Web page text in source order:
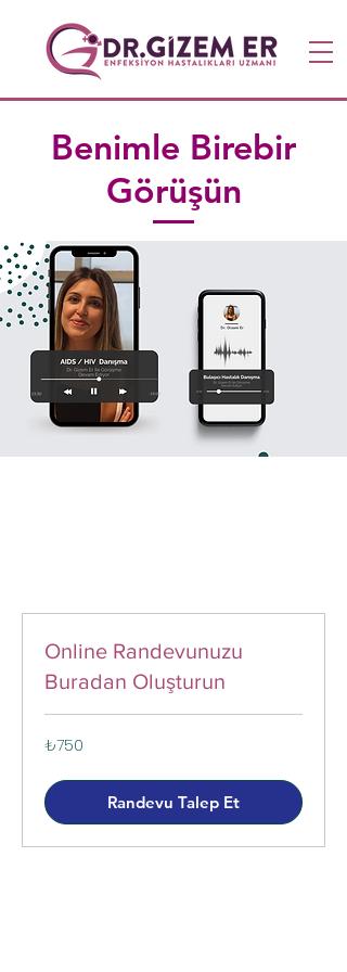
Benimle Birebir
Görüşün
Online Randevunuzu
Buradan Oluşturun
₺750
Türk
₺750
Randevu Talep Et